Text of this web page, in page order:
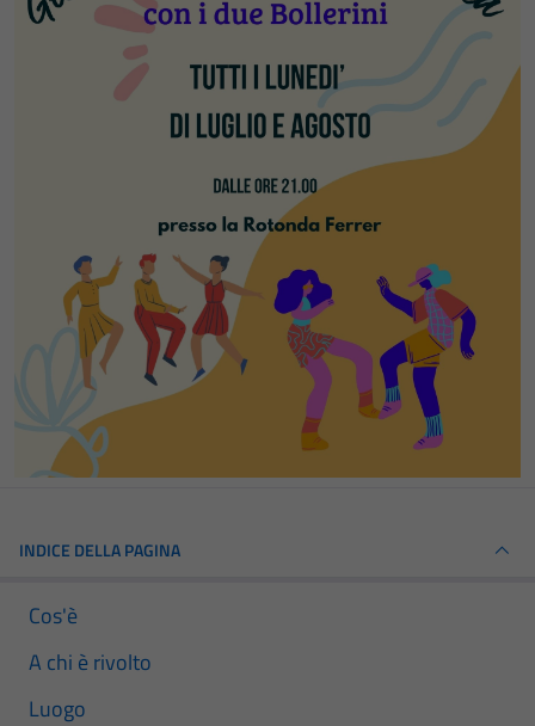
INDICE DELLA PAGINA
Cos'è
A chi è rivolto
Luogo